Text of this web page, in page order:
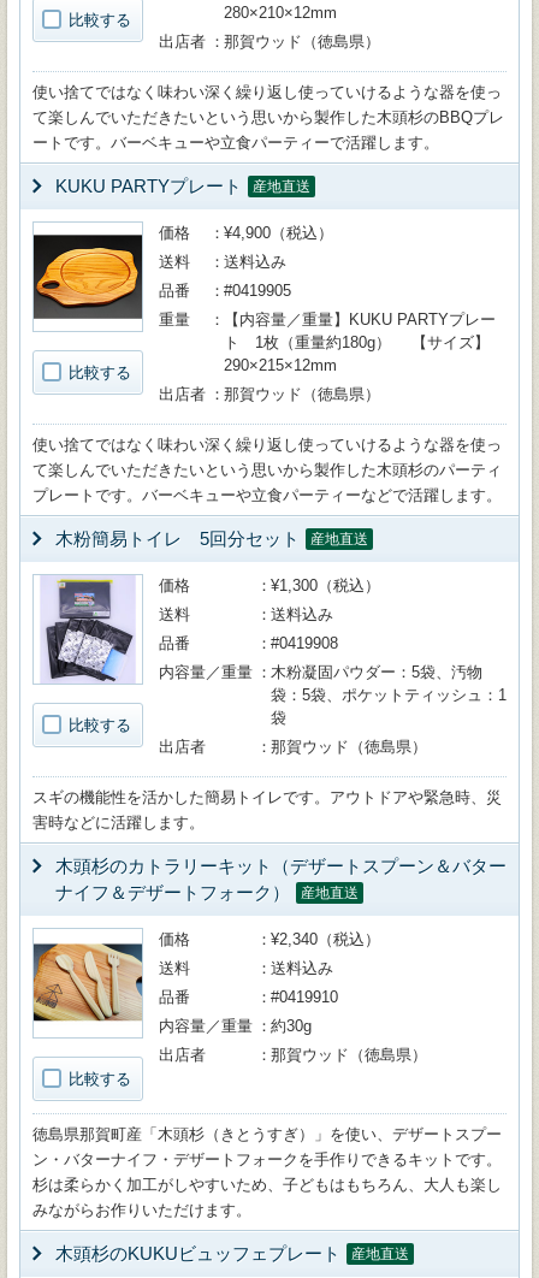
比較する
280×210×12mm
出店者
那賀ウッド（徳島県）
使い捨てではなく味わい深く繰り返し使っていけるような器を使っ
て楽しんでいただきたいという思いから製作した木頭杉のBBQプレ
ートです。バーベキューや立食パーティーで活躍します。
KUKU PARTYプレート 産地直送
比較する
価格
¥4,900（税込）
送料
送料込み
品番
#0419905
重量
【内容量／重量】KUKU PARTYプレー
ト 1枚（重量約180g） 【サイズ】
290×215×12mm
出店者
那賀ウッド（徳島県）
使い捨てではなく味わい深く繰り返し使っていけるような器を使っ
て楽しんでいただきたいという思いから製作した木頭杉のパーティ
プレートです。バーベキューや立食パーティーなどで活躍します。
木粉簡易トイレ 5回分セット 産地直送
比較する
価格
¥1,300（税込）
送料
送料込み
品番
#0419908
内容量／重量
木粉凝固パウダー：5袋、汚物
袋：5袋、ポケットティッシュ：1
袋
出店者
那賀ウッド（徳島県）
スギの機能性を活かした簡易トイレです。アウトドアや緊急時、災
害時などに活躍します。
木頭杉のカトラリーキット（デザートスプーン＆バター
ナイフ＆デザートフォーク）
産地直送
比較する
価格
¥2,340（税込）
送料
送料込み
品番
#0419910
内容量／重量
約30g
出店者
那賀ウッド（徳島県）
徳島県那賀町産「木頭杉（きとうすぎ）」を使い、デザートスプー
ン・バターナイフ・デザートフォークを手作りできるキットです。
杉は柔らかく加工がしやすいため、子どもはもちろん、大人も楽し
みながらお作りいただけます。
木頭杉のKUKUビュッフェプレート 産地直送